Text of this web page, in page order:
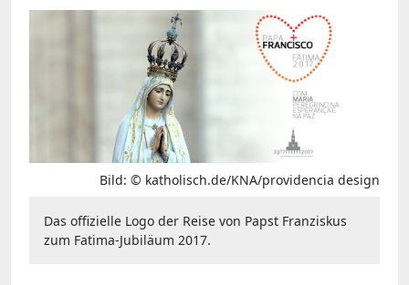
Bild: © katholisch.de/KNA/providencia design
Das offizielle Logo der Reise von Papst Franziskus
zum Fatima-Jubiläum 2017.